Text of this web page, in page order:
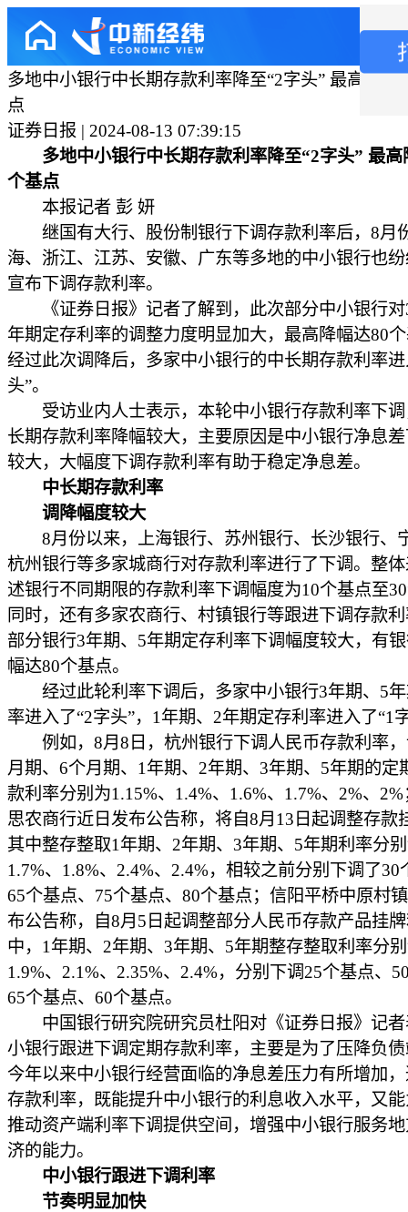
多地中小银行中长期存款利率降至“2字头” 最高降幅
点
证券日报 | 2024-08-13 07:39:15
多地中小银行中长期存款利率降至“2字头” 最高
个基点
本报记者 彭 妍
继国有大行、股份制银行下调存款利率后，8月
海、浙江、江苏、安徽、广东等多地的中小银行也
宣布下调存款利率。
《证券日报》记者了解到，此次部分中小银行对
年期定存利率的调整力度明显加大，最高降幅达80
经过此次调降后，多家中小银行的中长期存款利率进
头”。
受访业内人士表示，本轮中小银行存款利率下调
长期存款利率降幅较大，主要原因是中小银行净息
较大，大幅度下调存款利率有助于稳定净息差。
中长期存款利率
调降幅度较大
8月份以来，上海银行、苏州银行、长沙银行、
杭州银行等多家城商行对存款利率进行了下调。整
述银行不同期限的存款利率下调幅度为10个基点至
同时，还有多家农商行、村镇银行等跟进下调存款
部分银行3年期、5年期定存利率下调幅度较大，有
幅达80个基点。
经过此轮利率下调后，多家中小银行3年期、5年
率进入了“2字头”，1年期、2年期定存利率进入了“1
例如，8月8日，杭州银行下调人民币存款利率，
月期、6个月期、1年期、2年期、3年期、5年期的定
款利率分别为1.15%、1.4%、1.6%、1.7%、2%、
思农商行近日发布公告称，将自8月13日起调整存款
其中整存整取1年期、2年期、3年期、5年期利率分
1.7%、1.8%、2.4%、2.4%，相较之前分别下调了30
65个基点、75个基点、80个基点；信阳平桥中原村
布公告称，自8月5日起调整部分人民币存款产品挂
中，1年期、2年期、3年期、5年期整存整取利率分
1.9%、2.1%、2.35%、2.4%，分别下调25个基点、
65个基点、60个基点。
中国银行研究院研究员杜阳对《证券日报》记者
小银行跟进下调定期存款利率，主要是为了压降负
今年以来中小银行经营面临的净息差压力有所增加
存款利率，既能提升中小银行的利息收入水平，又
推动资产端利率下调提供空间，增强中小银行服务
济的能力。
中小银行跟进下调利率
节奏明显加快